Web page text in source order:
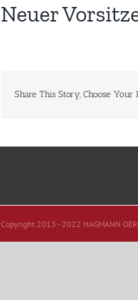
Neuer
Share This Story, Choose Your
Copyright 2013 - 2022 HAGMANN